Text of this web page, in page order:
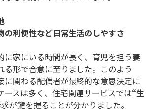
の利便性など日常生活のしやすさ
に家にいる時間が長く、育児を担う妻
る形で合意に至りました。このよう
に関わる配偶者が最終的な意思決定に
ースは多く、住宅関連サービスでは“生
が鍵を握ることが分かりました。